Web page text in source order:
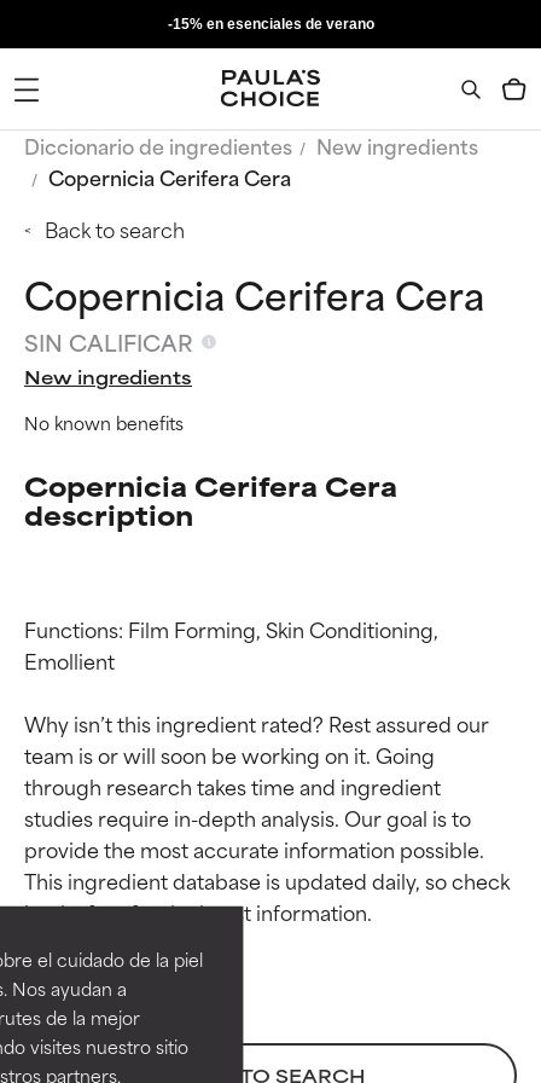
el cuidado de la piel
Nos ayudan a
de la mejor
visites nuestro sitio
partners,
-15% en esenciales de verano
Diccionario de ingredientes
New ingredients
Copernicia Cerifera Cera
Back to search
Copernicia Cerifera Cera
SIN CALIFICAR
New ingredients
No known benefits
Copernicia Cerifera Cera
description
Functions: Film Forming, Skin Conditioning,
Emollient
Why isn’t this ingredient rated? Rest assured our
team is or will soon be working on it. Going
through research takes time and ingredient
studies require in-depth analysis. Our goal is to
provide the most accurate information possible.
This ingredient database is updated daily, so check
BACK TO SEARCH
Calificaciones de
ingredientes
EXCELENTE
Ingrediente sobresaliente con
beneficios reales para la piel. Su
eficacia está demostrada y
Calificaciones de
ingredientes
EXCELENTE
Ingrediente sobresaliente con
beneficios reales para la piel. Su
eficacia está demostrada y